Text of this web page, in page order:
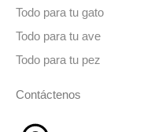
Todo para tu gato
Todo para tu ave
Todo para tu pez
Contáctenos